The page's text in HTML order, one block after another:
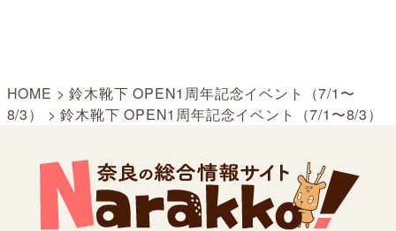
HOME >鈴木靴下 OPEN1周年記念イベント（7/1〜
8/3）
>鈴木靴下 OPEN1周年記念イベント（7/1〜8/3）